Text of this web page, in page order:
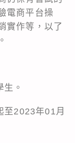
電商平台操
實作等，以了
。
至2023年01月